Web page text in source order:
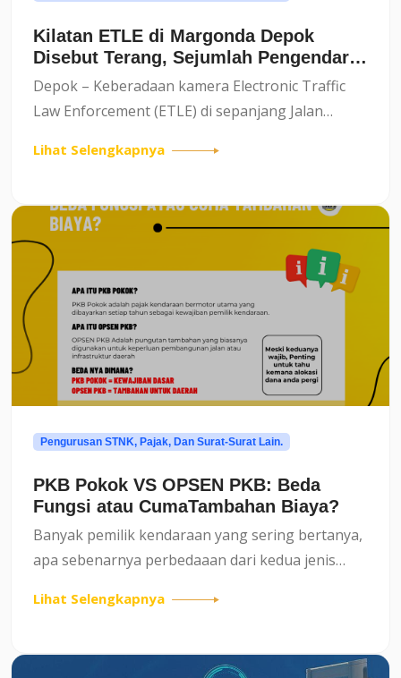
Kilatan ETLE di Margonda Depok
Disebut Terang, Sejumlah Pengendara
Mengaku Resah
Depok – Keberadaan kamera Electronic Traffic
Law Enforcement (ETLE) di sepanjang Jalan
perhatian publik. Kali ini, sorotan datang dari
Lihat Selengkapnya
Pengurusan STNK, Pajak, Dan Surat-Surat Lain.
PKB Pokok VS OPSEN PKB: Beda
Fungsi atau CumaTambahan Biaya?
Banyak pemilik kendaraan yang sering bertanya,
apa sebenarnya perbedaaan dari kedua jenis
memang memiliki fungsi berbeda?Mari kita
Lihat Selengkapnya